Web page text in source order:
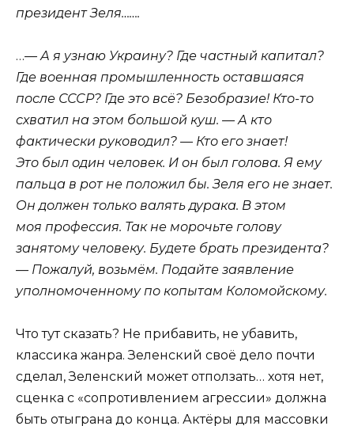
президент Зеля…….
…— А я узнаю Украину? Где частный капитал?
Где военная промышленность оставшаяся
после СССР? Где это всё? Безобразие! Кто-то
схватил на этом большой куш. — А кто
фактически руководил? — Кто его знает!
Это был один человек. И он был голова. Я ему
пальца в рот не положил бы. Зеля его не знает.
Он должен только валять дурака. В этом
моя профессия. Так не морочьте голову
занятому человеку. Будете брать президента?
— Пожалуй, возьмём. Подайте заявление
уполномоченному по копытам Коломойскому.
Что тут сказать? Не прибавить, не убавить,
классика жанра. Зеленский своё дело почти
сделал, Зеленский может отползать… хотя нет,
сценка с «сопротивлением агрессии» должна
быть отыграна до конца. Актёры для массовки